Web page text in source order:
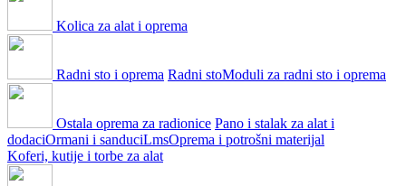
Kolica za alat i oprema
Radni sto i oprema Radni stoModuli za radni sto i oprema
Ostala oprema za radionice Pano i stalak za alat i
dodaciOrmani i sanduciLmsOprema i potrošni materijal
Koferi, kutije i torbe za alat